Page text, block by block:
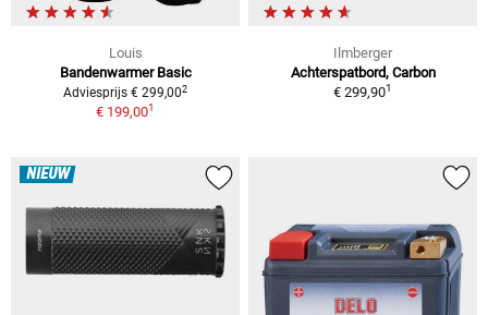
Louis
Bandenwarmer Basic
Adviesprijs € 299,002
€ 199,001
Ilmberger
Achterspatbord, Carbon
€ 299,901
NIEUW